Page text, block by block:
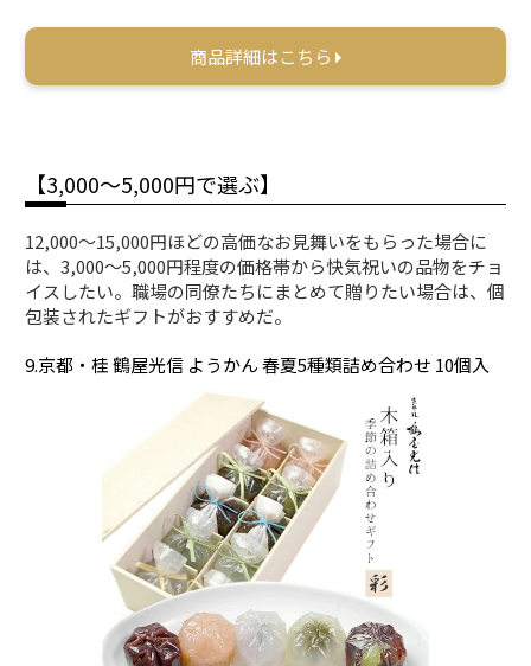
商品詳細はこちら
【3,000〜5,000円で選ぶ】
12,000～15,000円ほどの高価なお見舞いをもらった場合に
は、3,000〜5,000円程度の価格帯から快気祝いの品物をチョ
イスしたい。職場の同僚たちにまとめて贈りたい場合は、個
包装されたギフトがおすすめだ。
9.京都・桂 鶴屋光信 ようかん 春夏5種類詰め合わせ 10個入